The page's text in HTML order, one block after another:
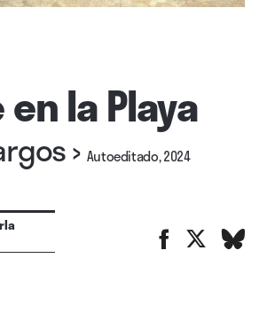
la Playa
› Autoeditado, 2024